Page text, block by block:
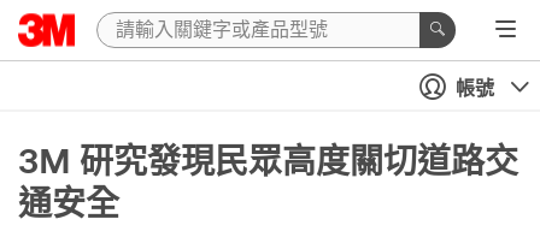
帳號
3M 研究發現民眾高度關切道路交
通安全